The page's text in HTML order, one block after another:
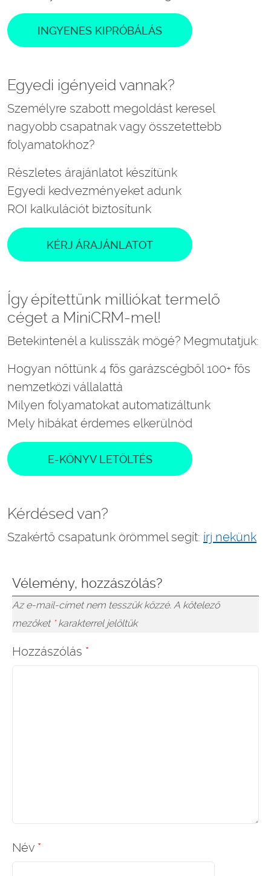
INGYENES KIPRÓBÁLÁS
Egyedi igényeid vannak?
Személyre szabott megoldást keresel
nagyobb csapatnak vagy összetettebb
folyamatokhoz?
Részletes árajánlatot készítünk
Egyedi kedvezményeket adunk
ROI kalkulációt biztosítunk
KÉRJ ÁRAJÁNLATOT
Így építettünk milliókat termelő
céget a MiniCRM-mel!
Betekintenél a kulisszák mögé? Megmutatjuk:
Hogyan nőttünk 4 fős garázscégből 100+ fős
nemzetközi vállalattá
Milyen folyamatokat automatizáltunk
Mely hibákat érdemes elkerülnöd
E-KÖNYV LETÖLTÉS
Kérdésed van?
Szakértő csapatunk örömmel segít: írj nekünk
Vélemény, hozzászólás?
Az e-mail-címet nem tesszük közzé. A kötelező
mezőket *karakterrel jelöltük
Hozzászólás *
Név *